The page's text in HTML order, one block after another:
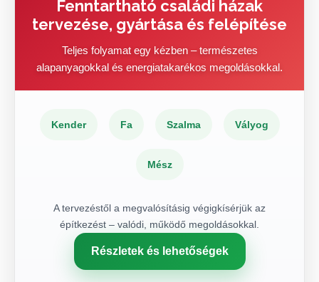
Fenntartható családi házak
tervezése, gyártása és felépítése
Teljes folyamat egy kézben – természetes
alapanyagokkal és energiatakarékos megoldásokkal.
Kender Fa Szalma Vályog
Mész
A tervezéstől a megvalósításig végigkísérjük az
építkezést – valódi, működő megoldásokkal.
Részletek és lehetőségek